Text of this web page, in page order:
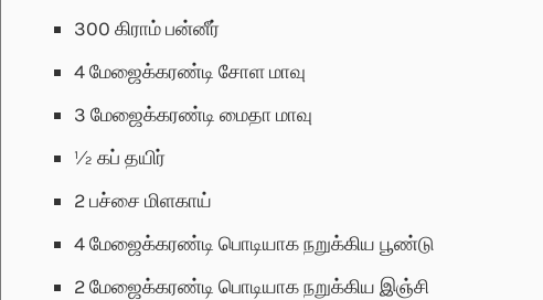
300 கிராம்பன்னீர்
4மேஜைக்கரண்டி சோள மாவு
3 மேஜைக்கரண்டி மைதா மாவு
½ கப் தயிர்
2பச்சை மிளகாய்
4மேஜைக்கரண்டி பொடியாக நறுக்கிய பூண்டு
2மேஜைக்கரண்டி பொடியாக நறுக்கிய இஞ்சி